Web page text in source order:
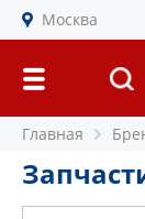
Москва
Главная